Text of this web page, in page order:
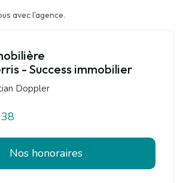
avec l'agence.
- Success immobilier
Doppler
Nos honoraires